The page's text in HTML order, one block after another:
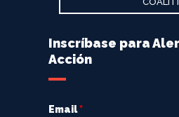
Inscríbase para
Acción
Email*